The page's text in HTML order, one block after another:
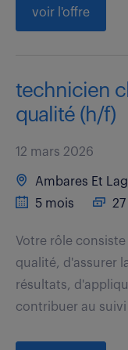
voir l'offre
technicien
qualité (h/f)
12 mars 2026
Ambares Et
5 mois
Votre rôle
qualité, d'assurer
résultats,
contribuer au suivi